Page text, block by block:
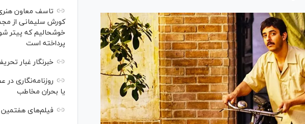
تاسف معاون
کورش سلیمانی از
خوشحالیم که پیتر
پرداخته است
خبرنگار غبار
روزنامه‌نگاری در
یا بحران مخاطب
فیلم‌های هفتمین